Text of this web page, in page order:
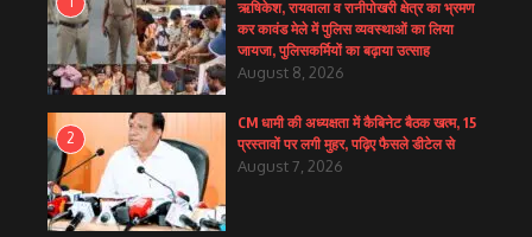
ऋषिकेश, रायवाला व रानीपोखरी क्षेत्र का भ्रमण
कर कावंड मेले में पुलिस व्यवस्थाओं का लिया
जायजा, पुलिसकर्मियों का बढ़ाया उत्साह
August 8, 2026
2
CM धामी की अध्यक्षता में कैबिनेट बैठक खत्म, 15
प्रस्तावों पर लगी मुहर, पढ़िए फैसले डीटेल से
August 7, 2026